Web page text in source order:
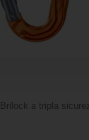
a tripla